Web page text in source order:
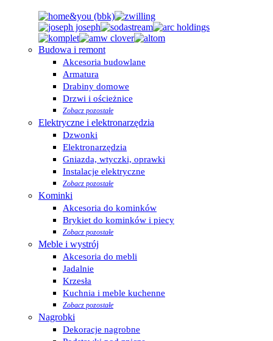
Budowa i remont
Akcesoria budowlane
Armatura
Drabiny domowe
Drzwi i ościeżnice
Zobacz pozostałe
Elektryczne i elektronarzędzia
Dzwonki
Elektronarzędzia
Gniazda, wtyczki, oprawki
Instalacje elektryczne
Zobacz pozostałe
Kominki
Akcesoria do kominków
Brykiet do kominków i piecy
Zobacz pozostałe
Meble i wystrój
Akcesoria do mebli
Jadalnie
Krzesła
Kuchnia i meble kuchenne
Zobacz pozostałe
Nagrobki
Dekoracje nagrobne